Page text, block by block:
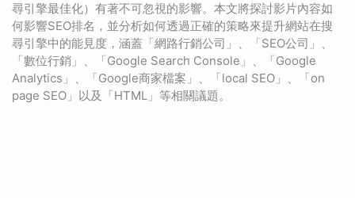
尋引擎最佳化）有著不可忽視的影響。本文將探討影片內容如
何影響SEO排名，並分析如何透過正確的策略來提升網站在搜
尋引擎中的能見度，涵蓋「網路行銷公司」、「SEO公司」、
「數位行銷」、「Google Search Console」、「Google
Analytics」、「Google商家檔案」、「local SEO」、「on
page SEO」以及「HTML」等相關議題。